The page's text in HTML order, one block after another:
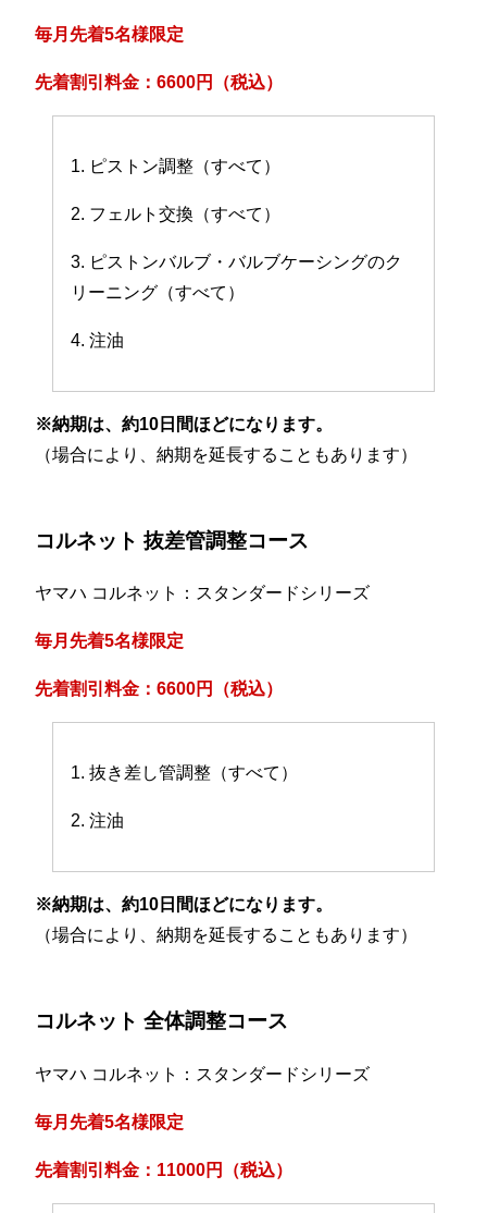
毎月先着5名様限定
先着割引料金：6600円（税込）
1. ピストン調整（すべて）
2. フェルト交換（すべて）
3. ピストンバルブ・バルブケーシングのク
リーニング（すべて）
4. 注油
※納期は、約10日間ほどになります。
（場合により、納期を延長することもあります）
コルネット 抜差管調整コース
ヤマハ コルネット：スタンダードシリーズ
毎月先着5名様限定
先着割引料金：6600円（税込）
1. 抜き差し管調整（すべて）
2. 注油
※納期は、約10日間ほどになります。
（場合により、納期を延長することもあります）
コルネット 全体調整コース
ヤマハ コルネット：スタンダードシリーズ
毎月先着5名様限定
先着割引料金：11000円（税込）